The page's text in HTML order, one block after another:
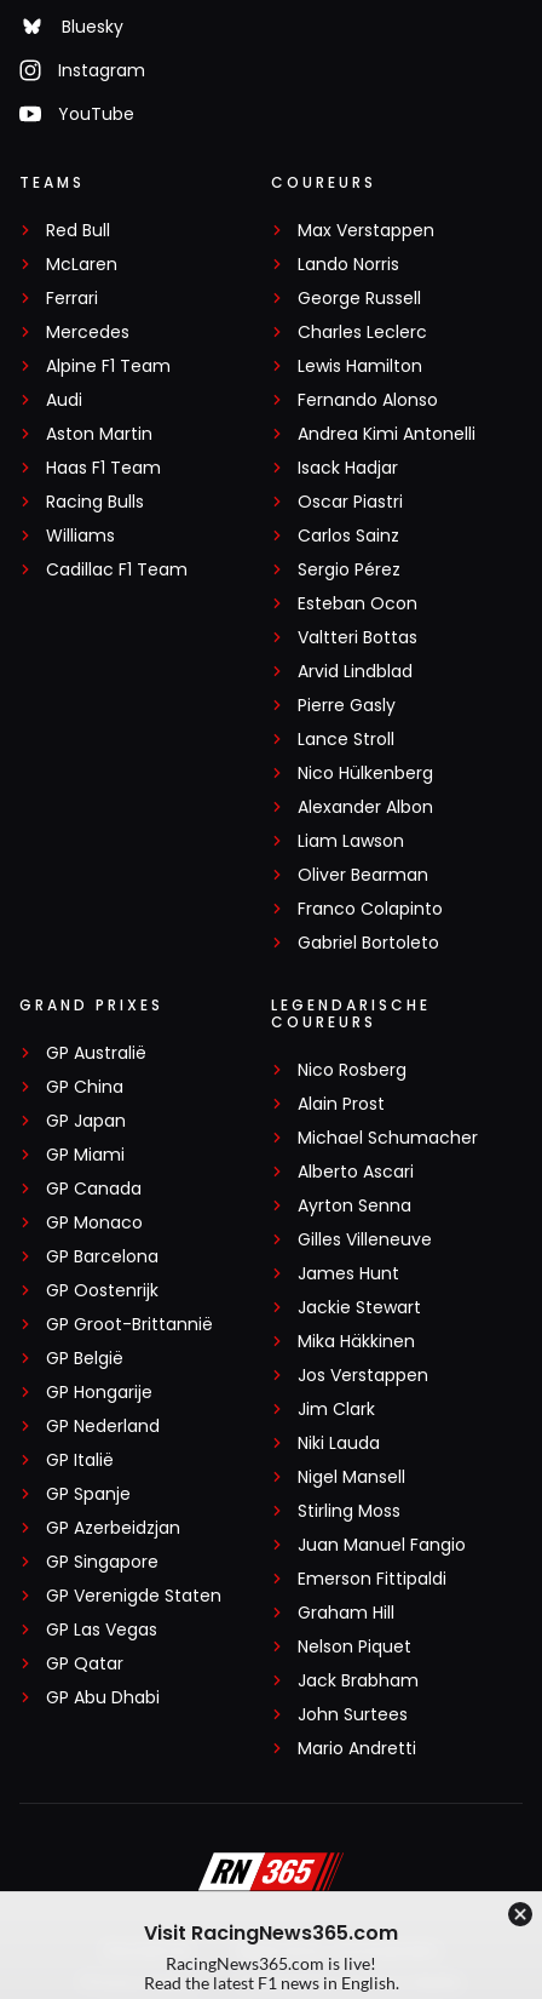
Bluesky
Instagram
YouTube
TEAMS
Red Bull
McLaren
Ferrari
Mercedes
Alpine F1 Team
Audi
Aston Martin
Haas F1 Team
Racing Bulls
Williams
Cadillac F1 Team
COUREURS
Max Verstappen
Lando Norris
George Russell
Charles Leclerc
Lewis Hamilton
Fernando Alonso
Andrea Kimi Antonelli
Isack Hadjar
Oscar Piastri
Carlos Sainz
Sergio Pérez
Esteban Ocon
Valtteri Bottas
Arvid Lindblad
Pierre Gasly
Lance Stroll
Nico Hülkenberg
Alexander Albon
Liam Lawson
Oliver Bearman
Franco Colapinto
Gabriel Bortoleto
GRAND PRIXES
GP Australië
GP China
GP Japan
GP Miami
GP Canada
GP Monaco
GP Barcelona
GP Oostenrijk
GP Groot-Brittannië
GP België
GP Hongarije
GP Nederland
GP Italië
GP Spanje
GP Azerbeidzjan
GP Singapore
GP Verenigde Staten
GP Las Vegas
GP Qatar
GP Abu Dhabi
LEGENDARISCHE
COUREURS
Nico Rosberg
Alain Prost
Michael Schumacher
Alberto Ascari
Ayrton Senna
Gilles Villeneuve
James Hunt
Jackie Stewart
Mika Häkkinen
Jos Verstappen
Jim Clark
Niki Lauda
Nigel Mansell
Stirling Moss
Juan Manuel Fangio
Emerson Fittipaldi
Graham Hill
Nelson Piquet
Jack Brabham
John Surtees
Mario Andretti
Algemene voorwaarden
Privacy Policy
Created by On Your Marks
Visit RacingNews365.com
RacingNews365.com is live!
Read the latest F1 news in English.